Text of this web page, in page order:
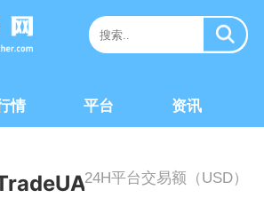
情 平台 资讯
24H平台交易额（USD）